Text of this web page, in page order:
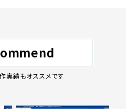
実績もオススメです